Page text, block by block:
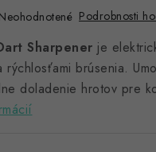
Neohodnotené Podrobnosti
Sharpener je
rýchlosťami brúsenia.
doladenie hrotov pre